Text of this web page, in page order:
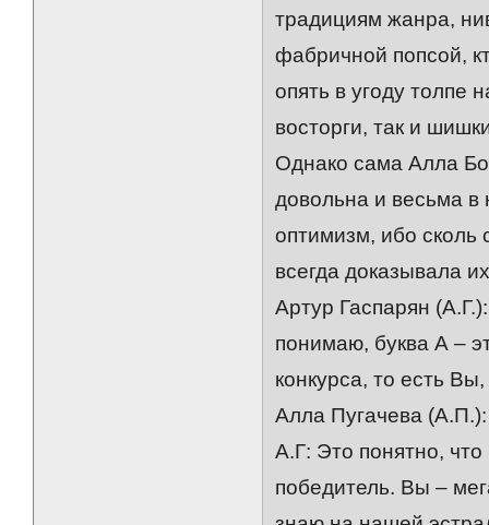
традициям жанра,
фабричной попсой,
опять в угоду толпе
восторги, так и
Однако сама Алла
довольна и весьма в
оптимизм, ибо
всегда доказывала
Артур Гаспарян
понимаю, буква А –
конкурса, то есть
Алла Пугачева
А.Г: Это понятно,
победитель. Вы –